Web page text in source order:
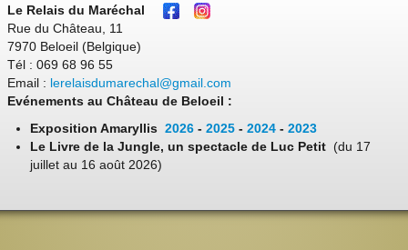
Le Relais du Maréchal
Rue du Château, 11
7970 Beloeil (Belgique)
Tél : 069 68 96 55
Email : lerelaisdumarechal@gmail.com
Evénements au Château de Beloeil :
Exposition Amaryllis 2026 - 2025 - 2024 - 2023
Le Livre de la Jungle, un spectacle de Luc Petit (du 17
juillet au 16 août 2026)